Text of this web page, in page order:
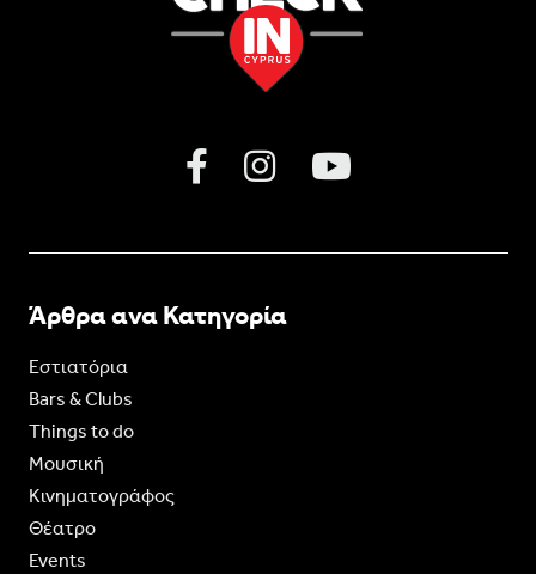
Άρθρα ανα Κατηγορία
Εστιατόρια
Bars & Clubs
Things to do
Moυσική
Κινηματογράφος
Θέατρο
Events